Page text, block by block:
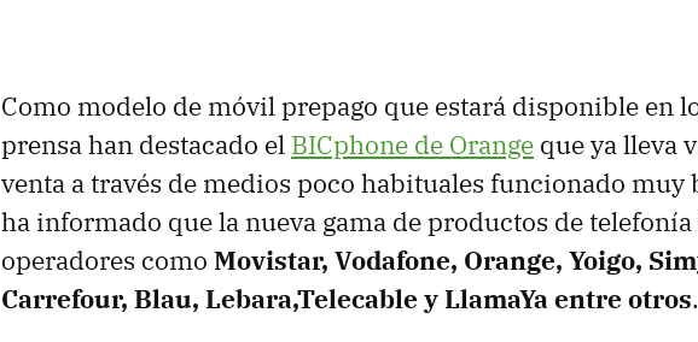
Como modelo de móvil prepago que estará disponible en
prensa han destacado el BICphone de Orange que ya lleva
venta a través de medios poco habituales funcionado muy
ha informado que la nueva gama de productos de
operadores como Movistar, Vodafone, Orange, Yoigo,
Carrefour, Blau, Lebara,Telecable y LlamaYa entre otros.